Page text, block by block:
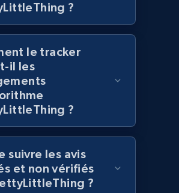
records by category
pn, Sku, Other pn,
Gtin ean pn, Product name, and
162+ Commencer
?
le tracker
il les
?
suivre les avis
et non vérifiés
?